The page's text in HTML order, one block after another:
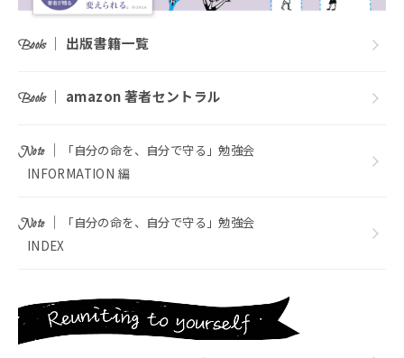
Books｜ 出版書籍一覧
Books｜ amazon 著者セントラル
Note｜
「自分の命を、自分で守る」勉強会
INFORMATION 編
Note｜
「自分の命を、自分で守る」勉強会
INDEX